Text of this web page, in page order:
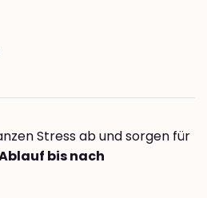
Stress ab und sorgen für
bis nach